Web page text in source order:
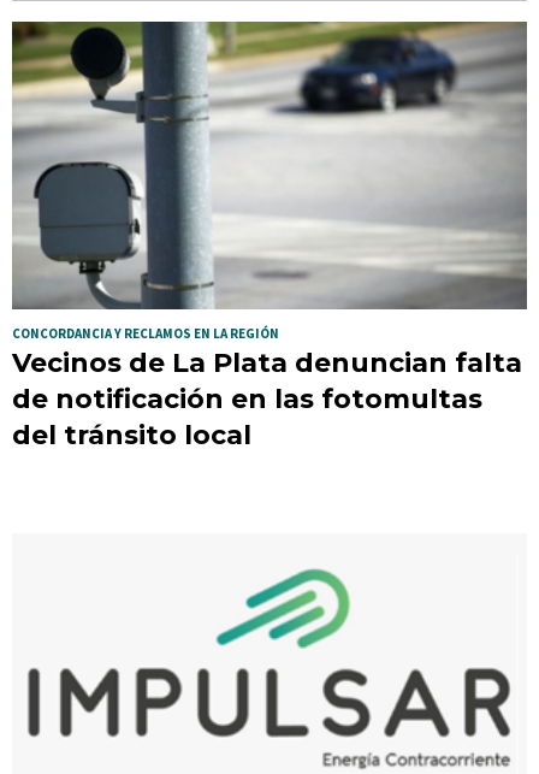
CONCORDANCIA Y RECLAMOS EN LA REGIÓN
Vecinos de La Plata denuncian falta
de notificación en las fotomultas
del tránsito local